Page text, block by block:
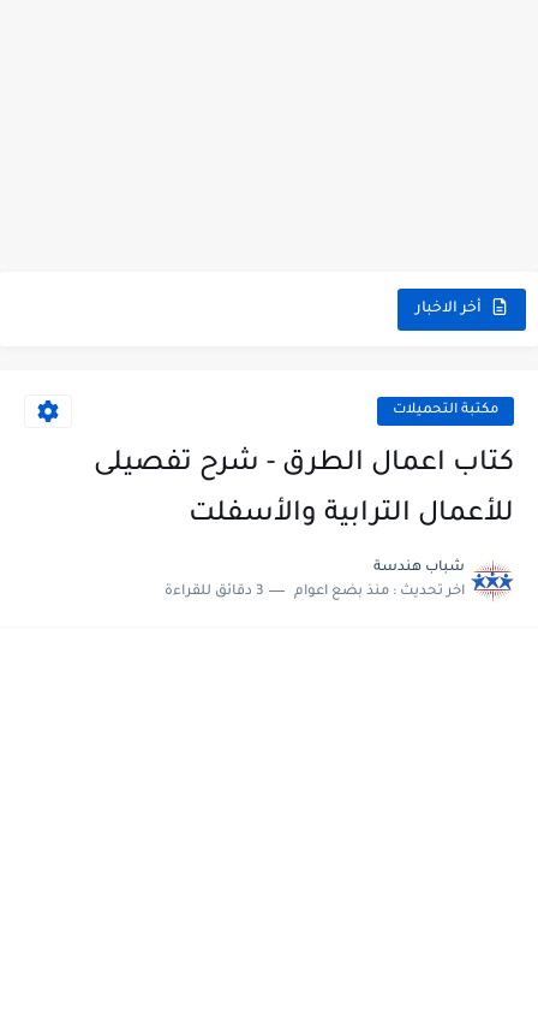
أخر الاخبار
مكتبة التحميلات
كتاب اعمال الطرق - شرح تفصيلى
للأعمال الترابية والأسفلت
شباب هندسة
اخر تحديث : منذ بضع اعوام 3 دقائق للقراءة